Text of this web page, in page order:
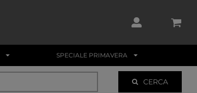
SPECIALE PRIMAVERA
CERCA